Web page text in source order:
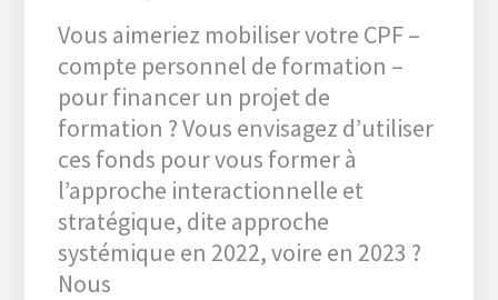
Vous aimeriez mobiliser votre CPF –
compte personnel de formation –
pour financer un projet de
formation ? Vous envisagez d’utiliser
ces fonds pour vous former à
l’approche interactionnelle et
stratégique, dite approche
systémique en 2022, voire en 2023 ?
Nous